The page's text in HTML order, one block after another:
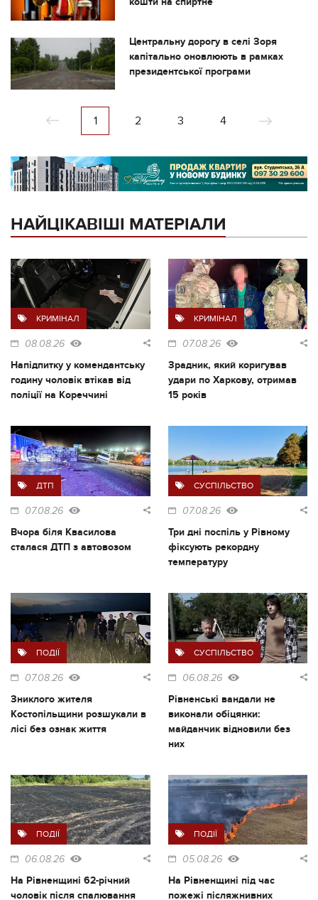
Центральну дорогу в селі Зоря
капітально оновлюють в рамках
президентської програми
1 2 3 4
НАЙЦІКАВІШІ МАТЕРІАЛИ
КРИМІНАЛ
08.08.26
Напідпитку у комендантську
годину чоловік втікав від
поліції на Кореччині
КРИМІНАЛ
07.08.26
Зрадник, який коригував
удари по Харкову, отримав
15 років
ДТП
07.08.26
Вчора біля Квасилова
сталася ДТП з автовозом
СУСПІЛЬСТВО
07.08.26
Три дні поспіль у Рівному
фіксують рекордну
температуру
ПОДІЇ
07.08.26
Зниклого жителя
Костопільщини розшукали в
лісі без ознак життя
СУСПІЛЬСТВО
06.08.26
Рівненські вандали не
виконали обіцянки:
майданчик відновили без
них
ПОДІЇ
06.08.26
На Рівненщині 62-річний
чоловік після спалювання
ПОДІЇ
05.08.26
На Рівненщині під час
пожежі післяжнивних